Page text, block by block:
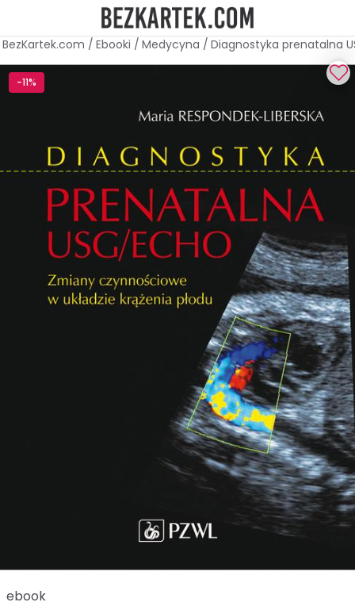
BezKartek.com / Ebooki / Medycyna / Diagnostyka prenatalna
-11%
ebook